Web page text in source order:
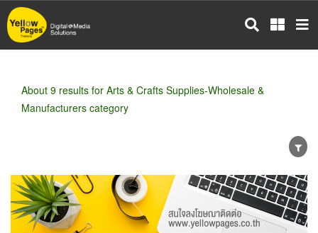
Skip
to
main
About 9 results for Arts & Crafts Supplies-Wholesale &
Manufacturers category
Wholesale Retail Manufacturer
Dealer
Exporter/Importer
Service Business